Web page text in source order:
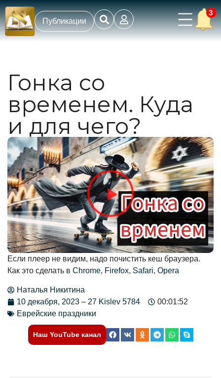
Публикации
3
Гонка со
временем. Куда
и для чего?
Если плеер не видим, надо почистить кеш браузера.
Как это сделать в Chrome, Firefox, Safari, Opera
Наталья Никитина
10 декабря, 2023 – 27 Kislev 5784
00:01:52
Еврейские праздники
Наш YouTube канал